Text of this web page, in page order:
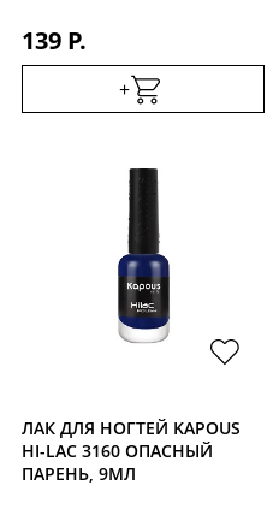
139 Р.
+
ЛАК ДЛЯ НОГТЕЙ KAPOUS
HI-LAC 3160 ОПАСНЫЙ
ПАРЕНЬ, 9МЛ